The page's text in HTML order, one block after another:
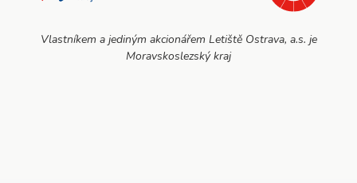
Vlastníkem a jediným akcionářem Letiště Ostrava, a.s. je
Moravskoslezský kraj